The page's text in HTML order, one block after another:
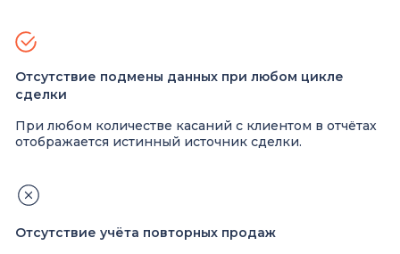
Отсутствие подмены данных при любом цикле
сделки
При любом количестве касаний с клиентом в отчётах
отображается истинный источник сделки.
Отсутствие учёта повторных продаж